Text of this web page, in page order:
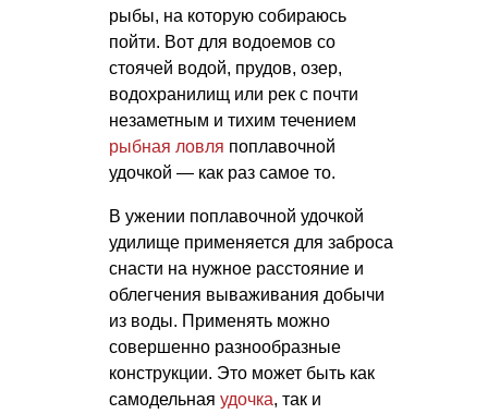
рыбы, на которую собираюсь
пойти. Вот для водоемов со
стоячей водой, прудов, озер,
водохранилищ или рек с почти
незаметным и тихим течением
рыбная ловля поплавочной
удочкой — как раз самое то.
В ужении поплавочной удочкой
удилище применяется для заброса
снасти на нужное расстояние и
облегчения вываживания добычи
из воды. Применять можно
совершенно разнообразные
конструкции. Это может быть как
самодельная удочка, так и